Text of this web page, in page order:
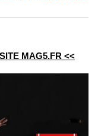
MAG5.FR <<